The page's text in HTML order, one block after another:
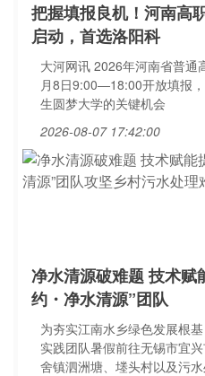
把握填报良机！河南高
启动，首选洛阳科
大河网讯 2026年河南省普通
月8日9:00—18:00开放填报
生圆梦大学的关键机会
2026-08-07 17:42:00
净水清源破难题 技术
约・净水清源”团队
为夯实江南水乡绿色发展根
实践团队暑假前往无锡市宜
舍镇泗洲塘、堘头村以及污